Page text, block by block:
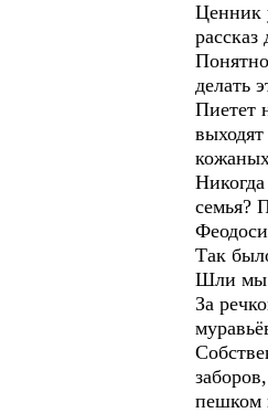
Ценник
делать
Пиетет
семья?
Так
Шли мы
За
пешком